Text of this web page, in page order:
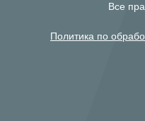
Все
Политика по